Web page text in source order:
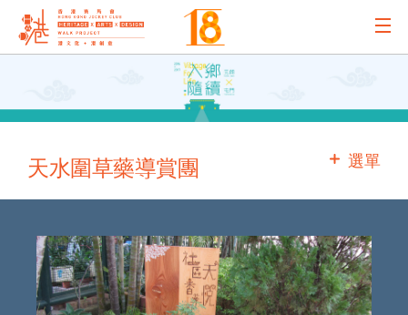
主辦機構
主要贊助
選單
天水圍草藥導賞團